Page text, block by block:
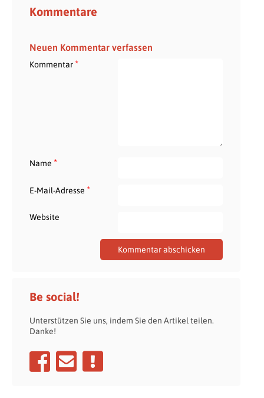
Kommentare
Neuen Kommentar verfassen
Kommentar*
Name *
E-Mail-Adresse *
Website
Be social!
Unterstützen Sie uns, indem Sie den Artikel teilen.
Danke!